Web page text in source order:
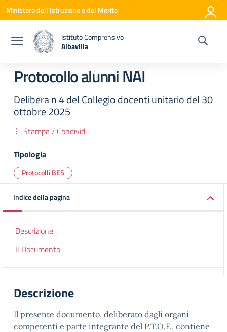
Vai ai contenuti
Vai al menu di navigazione
Vai al footer
Ministero dell'Istruzione e del Merito
Istituto Comprensivo
Albavilla
Protocollo alunni NAI
Delibera n 4 del Collegio docenti unitario del 30
ottobre 2025
Stampa / Condividi
Tipologia
Protocolli BES
Indice della pagina
Descrizione
Il Documento
Descrizione
Il presente documento, deliberato dagli organi
competenti e parte integrante del P.T.O.F., contiene